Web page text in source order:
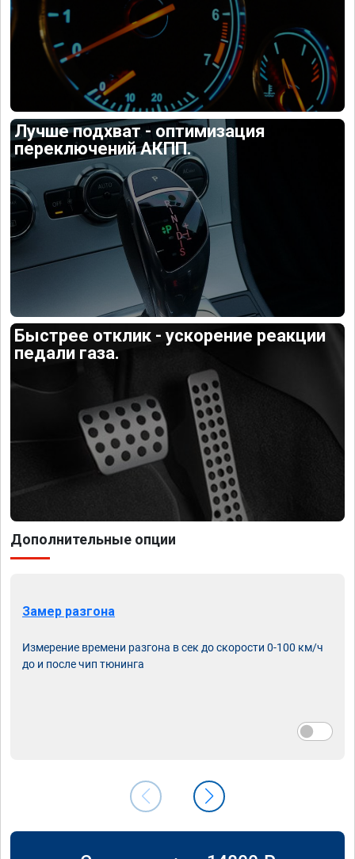
Лучше подхват - оптимизация
переключений АКПП.
Быстрее отклик - ускорение реакции
педали газа.
Дополнительные опции
Замер разгона
Измерение времени разгона в сек до скорости 0-100 км/ч
до и после чип тюнинга